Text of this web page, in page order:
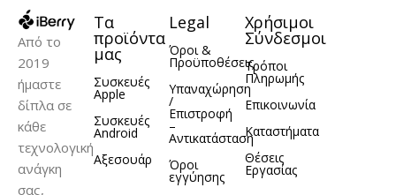
Από το
2019
ήμαστε
δίπλα σε
κάθε
τεχνολογική
ανάγκη
σας,
Τα
προϊόντα
μας
Συσκευές
Apple
Συσκευές
Android
Αξεσουάρ
Legal
Όροι &
Προϋποθέσεις
Υπαναχώρηση
/
Επιστροφή
–
Αντικατάσταση
Όροι
εγγύησης
Χρήσιμοι
Σύνδεσμοι
Τρόποι
Πληρωμής
Επικοινωνία
Καταστήματα
Θέσεις
Εργασίας